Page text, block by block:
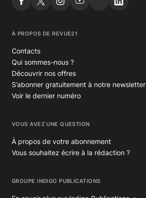
À PROPOS DE REVUE21
Contacts
Qui sommes-nous ?
Découvrir nos offres
S’abonner gratuitement à notre newsletter
Voir le dernier numéro
VOUS AVEZ UNE QUESTION
À propos de votre abonnement
Vous souhaitez écrire à la rédaction ?
GROUPE INDIGO PUBLICATIONS